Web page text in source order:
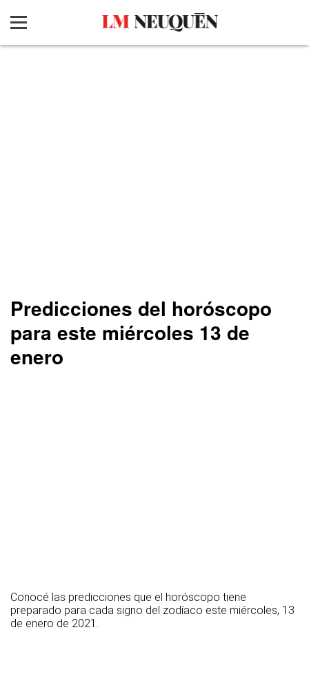
Predicciones del horóscopo
para este miércoles 13 de
enero
Conocé las predicciones que el horóscopo tiene
preparado para cada signo del zodíaco este miércoles, 13
de enero de 2021.